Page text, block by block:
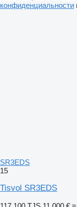
конфиденциальности
SR3EDS
15
Tisvol SR3EDS